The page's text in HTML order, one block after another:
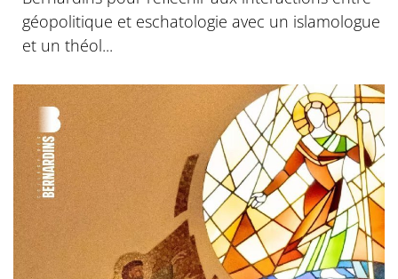
géopolitique et eschatologie avec un islamologue
et un théol...